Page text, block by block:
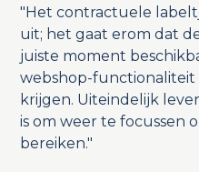
"Het contractuele
uit; het gaat erom dat
juiste moment
webshop-functionaliteit
krijgen. Uiteindelijk
is om weer te focussen
bereiken."